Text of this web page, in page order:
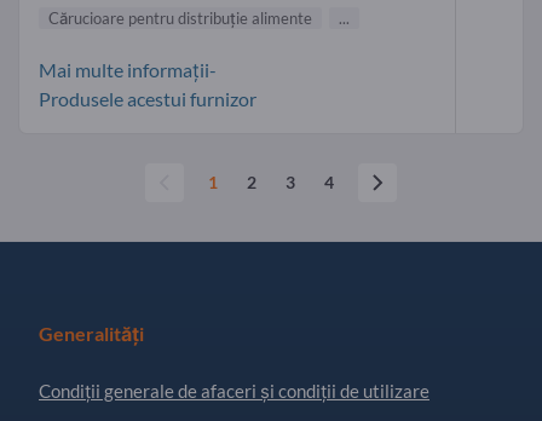
Cărucioare pentru distribuţie alimente
...
Mai multe informații-
Produsele acestui furnizor
1 2 3 4
Generalități
Condiţii generale de afaceri și condiții de utilizare